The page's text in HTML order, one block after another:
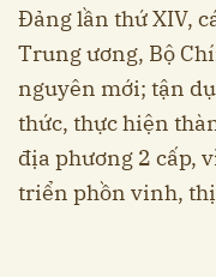
Đảng lần thứ XIV,
Trung ương, Bộ
nguyên mới; tận
thức, thực hiện
địa phương 2 cấp,
triển phồn vinh,